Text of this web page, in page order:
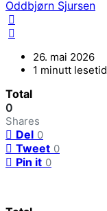
Oddbjørn Sjursen
26. mai 2026
1 minutt lesetid
Total
0
Shares
Del 0
Tweet 0
Pin it 0